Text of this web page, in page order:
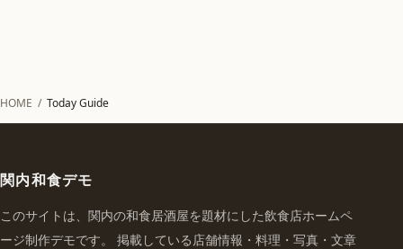
HOME / Today Guide
関内和食デモ
このサイトは、関内の和食居酒屋を題材にした飲食店ホームペ
ージ制作デモです。 掲載している店舗情報・料理・写真・文章